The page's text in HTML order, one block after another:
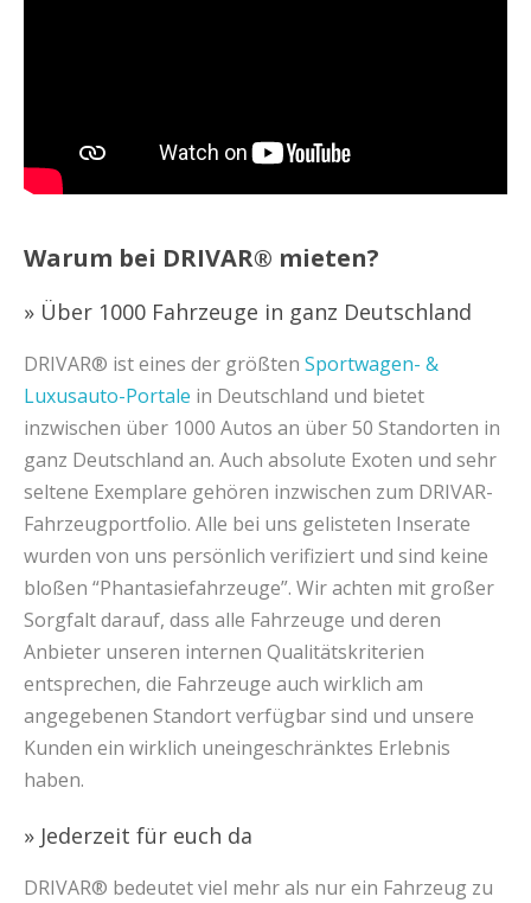
Warum bei DRIVAR® mieten?
» Über 1000 Fahrzeuge in ganz Deutschland
DRIVAR® ist eines der größten Sportwagen- &
Luxusauto-Portale in Deutschland und bietet
inzwischen über 1000 Autos an über 50 Standorten in
ganz Deutschland an. Auch absolute Exoten und sehr
seltene Exemplare gehören inzwischen zum DRIVAR-
Fahrzeugportfolio. Alle bei uns gelisteten Inserate
wurden von uns persönlich verifiziert und sind keine
bloßen “Phantasiefahrzeuge”. Wir achten mit großer
Sorgfalt darauf, dass alle Fahrzeuge und deren
Anbieter unseren internen Qualitätskriterien
entsprechen, die Fahrzeuge auch wirklich am
angegebenen Standort verfügbar sind und unsere
Kunden ein wirklich uneingeschränktes Erlebnis
haben.
» Jederzeit für euch da
DRIVAR® bedeutet viel mehr als nur ein Fahrzeug zu